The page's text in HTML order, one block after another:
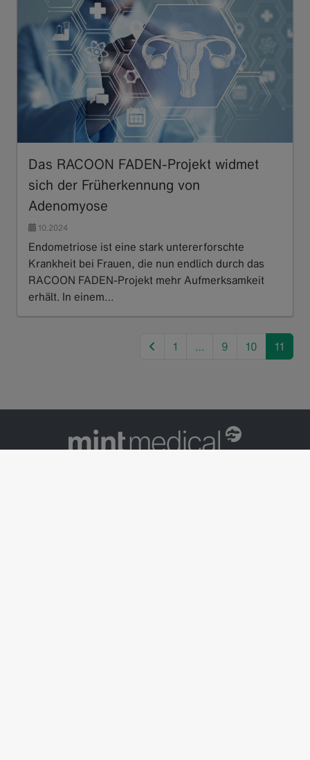
Das RACOON FADEN-Projekt widmet
sich der Früherkennung von
Adenomyose
10.2024
Endometriose ist eine stark untererforschte
Krankheit bei Frauen, die nun endlich durch das
RACOON FADEN-Projekt mehr Aufmerksamkeit
erhält. In einem…
previous
1 … 9 10 11